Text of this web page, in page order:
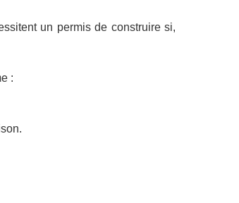
un permis de construire si,
: